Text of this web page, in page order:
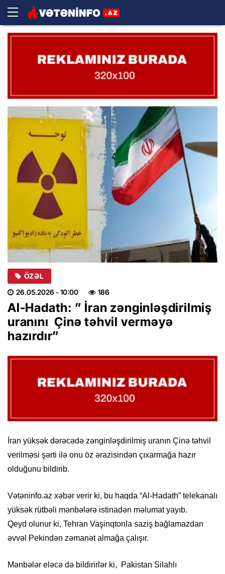
ÖZƏL
26.05.2026 - 10:00 186
Al-Hadath: ” İran zənginləşdirilmiş
uranını Çinə təhvil verməyə
hazırdır”
İran yüksək dərəcədə zənginləşdirilmiş uranın Çinə təhvil
verilməsi şərti ilə onu öz ərazisindən çıxarmağa hazır
olduğunu bildirib.
Vətəninfo.az xəbər verir ki, bu haqda “Al-Hadath” telekanalı
yüksək rütbəli mənbələrə istinadən məlumat yayıb.
Qeyd olunur ki, Tehran Vaşinqtonla saziş bağlamazdan
əvvəl Pekindən zəmanət almağa çalışır.
Mənbələr eləcə də bildirirlər ki, Pakistan Silahlı